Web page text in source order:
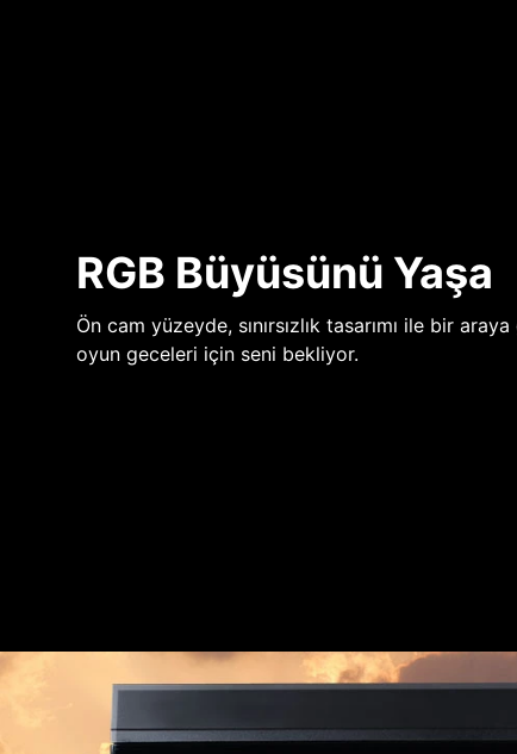
RGB Büyüsünü Yaşa
Ön cam yüzeyde, sınırsızlık tasarımı ile bir
oyun geceleri için seni bekliyor.